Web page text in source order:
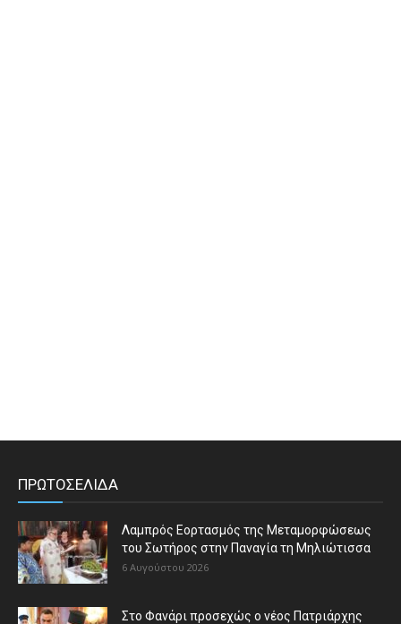
ΠΡΩΤΟΣΕΛΙΔΑ
Λαμπρός Εορτασμός της Μεταμορφώσεως
του Σωτήρος στην Παναγία τη Μηλιώτισσα
6 Αυγούστου 2026
Στο Φανάρι προσεχώς ο νέος Πατριάρχης